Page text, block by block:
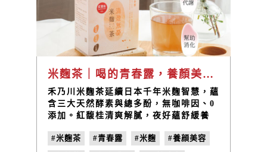
米麴茶｜喝的青春露，養顏美容、幫助消化的日常保養茶飲
禾乃川米麴茶延續日本千年米麴智慧，蘊
含三大天然酵素與總多酚，無咖啡因、0
添加。紅馥桂清爽解膩，夜好蘊舒緩養
#米麴茶
#青春露 #米麴 #養顔美容